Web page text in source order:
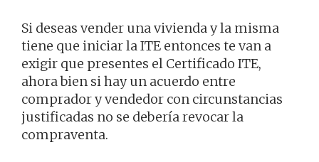
Si deseas vender una vivienda y la misma
tiene que iniciar la ITE entonces te van a
exigir que presentes el Certificado ITE,
ahora bien si hay un acuerdo entre
comprador y vendedor con circunstancias
justificadas no se debería revocar la
compraventa.